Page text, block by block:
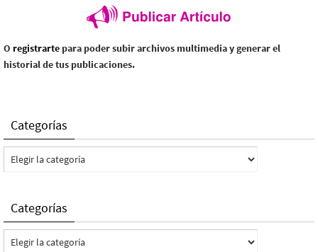
O registrarte para poder subir archivos multimedia y generar el
historial de tus publicaciones.
Categorías
Categorías
Categorías
Categorías